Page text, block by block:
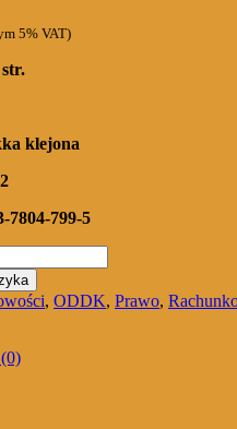
5% VAT)
klejona
7804-799-5
, ODDK, Prawo,